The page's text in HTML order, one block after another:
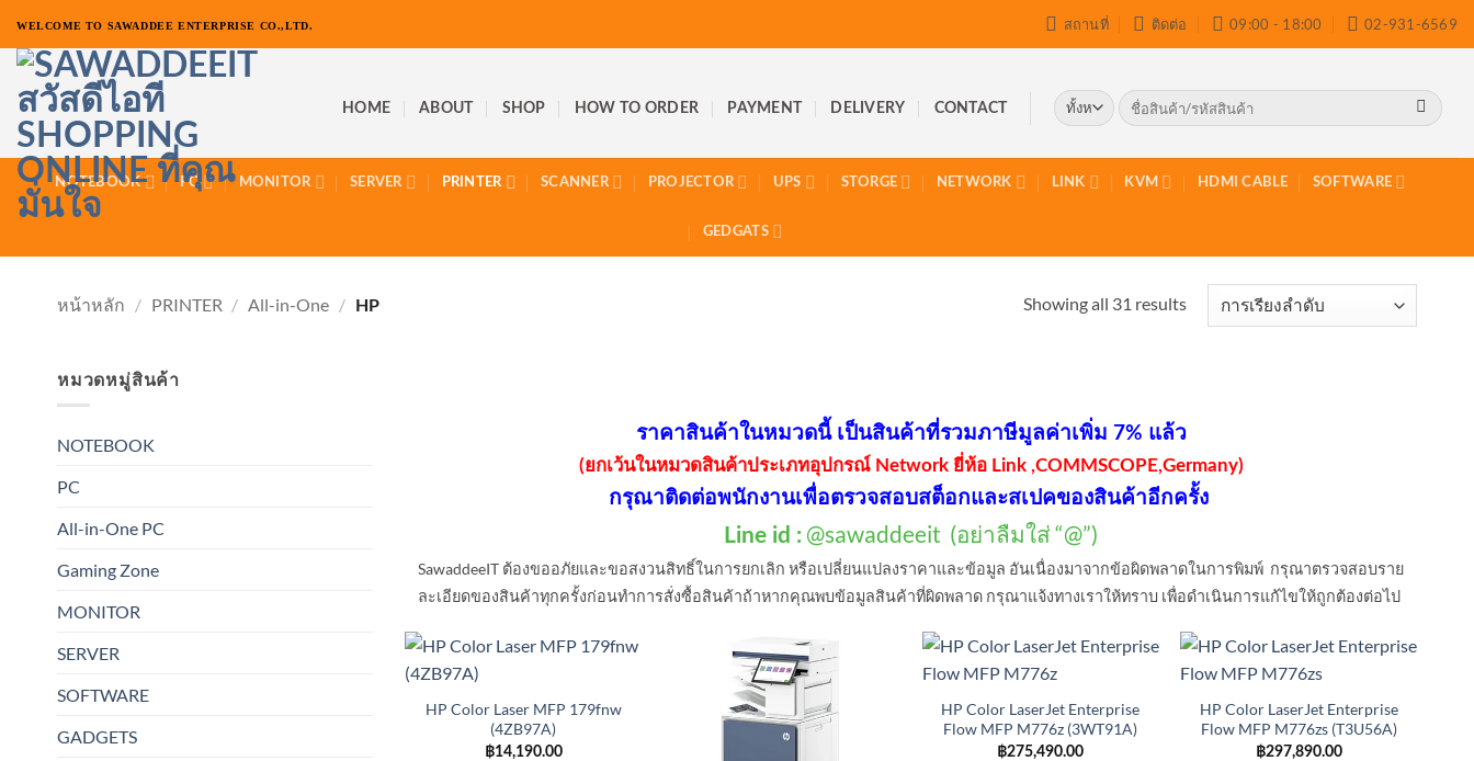
ยัง
เนื้อหา
WELCOME TO SAWADDEE ENTERPRISE CO.,LTD. สถานที่ ติดต่อ 09:00 - 18:00 02-931-6569
HOME ABOUT SHOP HOW TO ORDER PAYMENT DELIVERY CONTACT
ค้นหา:
NOTEBOOK PC MONITOR SERVER PRINTER SCANNER PROJECTOR UPS STORGE NETWORK LINK KVM HDMI CABLE SOFTWARE
GEDGATS
หน้าหลัก / PRINTER / All-in-One / HP Showing all 31 results
หมวดหมู่สินค้า
NOTEBOOK
PC
All-in-One PC
Gaming Zone
MONITOR
SERVER
SOFTWARE
GADGETS
ราคาสินค้าในหมวดนี้ เป็นสินค้าที่รวมภาษีมูลค่าเพิ่ม 7% แล้ว
(ยกเว้นในหมวดสินค้าประเภทอุปกรณ์ Network ยี่ห้อ Link ,COMMSCOPE,Germany)
กรุณาติดต่อพนักงานเพื่อตรวจสอบสต็อกและสเปคของสินค้าอีกครั้ง
Line id : @sawaddeeit (อย่าลืมใส่ “@”)
SawaddeeIT ต้องขออภัยและขอสงวนสิทธิ์ในการยกเลิก หรือเปลี่ยนแปลงราคาและข้อมูล อันเนื่องมาจากข้อผิดพลาดในการพิมพ์ กรุณาตรวจสอบราย
ละเอียดของสินค้าทุกครั้งก่อนทำการสั่งซื้อสินค้าถ้าหากคุณพบข้อมูลสินค้าที่ผิดพลาด กรุณาแจ้งทางเราให้ทราบ เพื่อดำเนินการแก้ไขให้ถูกต้องต่อไป
HP Color Laser MFP 179fnw
(4ZB97A)
฿14,190.00
HP Color LaserJet Enterprise
Flow MFP M776z (3WT91A)
฿275,490.00
HP Color LaserJet Enterprise
Flow MFP M776zs (T3U56A)
฿297,890.00